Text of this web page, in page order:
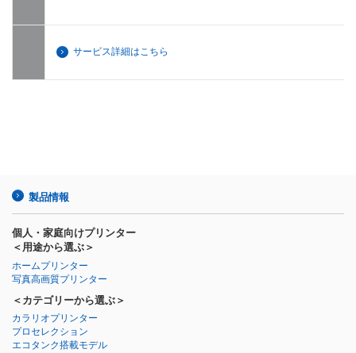
サービス詳細はこちら
製品情報
個人・家庭向けプリンター
＜用途から選ぶ＞
ホームプリンター
写真高画質プリンター
＜カテゴリーから選ぶ＞
カラリオプリンター
プロセレクション
エコタンク搭載モデル